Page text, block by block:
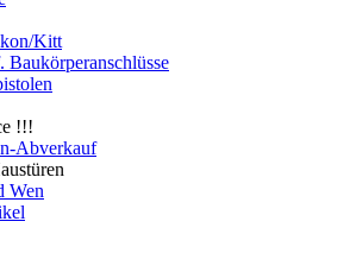
Kitt
Baukörperanschlüsse
!!!
Abverkauf
Wen